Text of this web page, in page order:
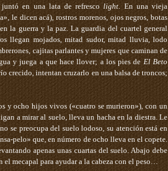
en una lata de refresco light . En una vieja
le dicen acá), rostros morenos, ojos negros, botas
la guerra y la paz. La guardia del cuartel general
llegan mojados, mitad sudor, mitad lluvia, lodo
cajitas parlantes y mujeres que caminan de
y juega a que hace llover; a los pies de El Beto
crecido, intentan cruzarlo en una balsa de troncos;
y ocho hijos vivos («cuatro se murieron»), con un
a mirar al suelo, lleva un hacha en la diestra. Le
no se preocupa del suelo lodoso, su atención está en
pelo» que, en número de ocho lleva en el copete.
apenas unas cuartas del suelo. Abajo debe
el mecapal para ayudar a la cabeza con el peso…